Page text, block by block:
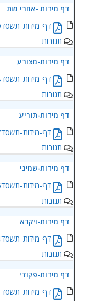
‏‏דף מידות -אחרי מות
‏‏דף-מידות-תשסד29-אחרי-מות.pdf
תגובות
‏‏דף מידות-מצורע
‏‏דף-מידות-תשסד28-מצורע.pdf
תגובות
‏‏דף מידות-תזריע
‏‏דף-מידות-תשסד27-תזריע.pdf
תגובות
‏‏דף מידות-שמיני
‏‏דף-מידות-תשסד26-שמיני.pdf
תגובות
‏‏דף מידות-ויקרא
‏‏דף-מידות-תשסד24-ויקרא-תיקון.pdf
תגובות
‏‏דף מידות-פקודי
‏‏דף-מידות-תשסד23-פקודי.pdf